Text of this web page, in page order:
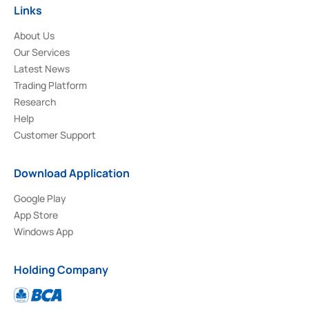
Links
About Us
Our Services
Latest News
Trading Platform
Research
Help
Customer Support
Download Application
Google Play
App Store
Windows App
Holding Company